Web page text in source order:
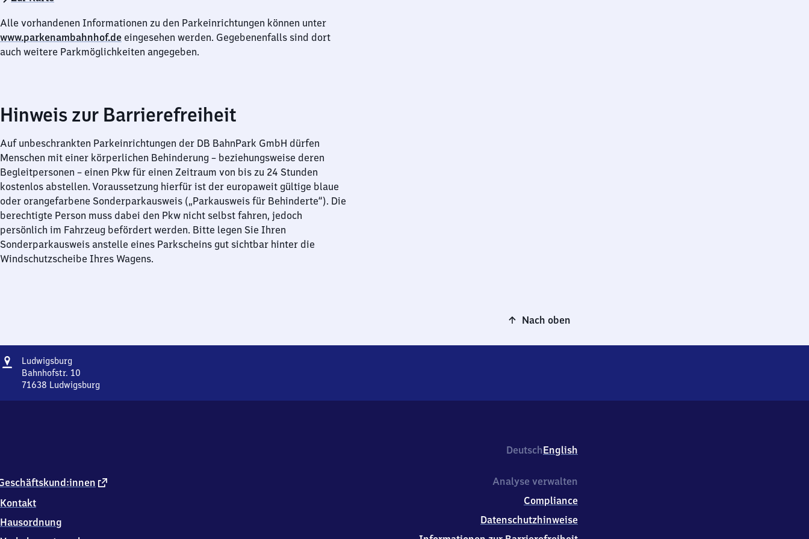
Alle vorhandenen Informationen zu den Parkeinrichtungen können unter
www.parkenambahnhof.de eingesehen werden. Gegebenenfalls sind dort
auch weitere Parkmöglichkeiten angegeben.
Hinweis zur Barrierefreiheit
Auf unbeschrankten Parkeinrichtungen der DB BahnPark GmbH dürfen
Menschen mit einer körperlichen Behinderung – beziehungsweise deren
Begleitpersonen – einen Pkw für einen Zeitraum von bis zu 24 Stunden
kostenlos abstellen. Voraussetzung hierfür ist der europaweit gültige blaue
oder orangefarbene Sonderparkausweis („Parkausweis für Behinderte“). Die
berechtigte Person muss dabei den Pkw nicht selbst fahren, jedoch
persönlich im Fahrzeug befördert werden. Bitte legen Sie Ihren
Sonderparkausweis anstelle eines Parkscheins gut sichtbar hinter die
Windschutzscheibe Ihres Wagens.
Nach oben
Adresse
Ludwigsburg
Bahnhofstr. 10
71638 Ludwigsburg
8
DeutschEnglish
externer
Kontakt
Hausordnung
Analyse verwalten
Compliance
Datenschutzhinweise